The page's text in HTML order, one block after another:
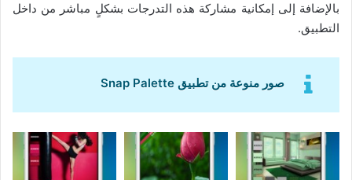
بالإضافة إلى إمكانية مشاركة هذه التدرجات بشكلٍ مباشر من داخل
التطبيق.
صور منوعة من تطبيق Snap Palette